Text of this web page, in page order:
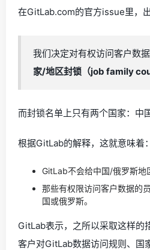
在GitLab.com的官方issue里，出
我们决定对有权访问客户数
家/地区封锁（job family
而封锁名单上只有两个国家：中
根据GitLab的解释，这就意味着：
GitLab不会给中国/俄罗斯地
那些有权限访问客户数据的
国或俄罗斯。
GitLab表示，之所以采取这样的
客户对GitLab数据访问规则、国